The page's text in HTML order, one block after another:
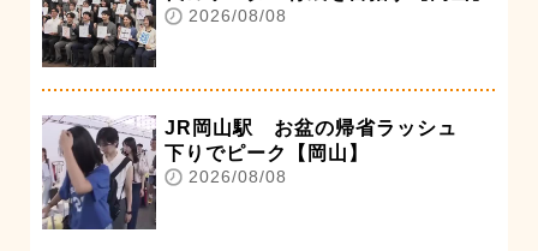
2026/08/08
JR岡山駅 お盆の帰省ラッシュ
下りでピーク【岡山】
2026/08/08